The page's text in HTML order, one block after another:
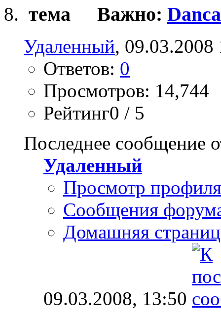
Важно:
Удаленный, 09.03.2008
Ответов: 0
Просмотров: 14,744
Рейтинг0 / 5
Последнее сообщение
Удаленный
Просмотр профиля
Сообщения
Домашняя
09.03.2008, 13:50